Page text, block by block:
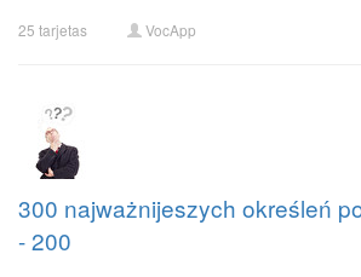
25 tarjetas VocApp
300 najważnijeszych określeń
- 200